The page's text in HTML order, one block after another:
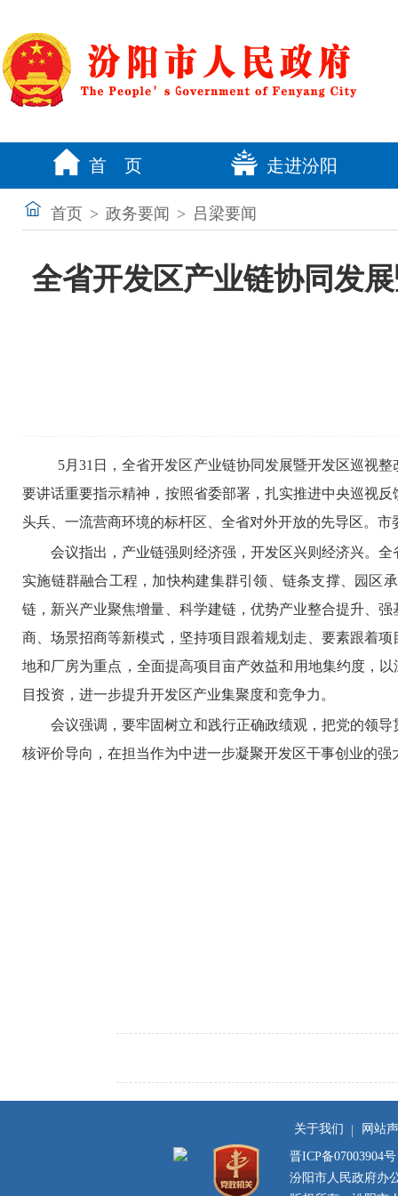
首 页 走进汾阳
首页 > 政务要闻 > 吕梁要闻
全省开发区产业链协同发
5月31日，全省开发区产业链协同发展暨开发区巡视
要讲话重要指示精神，按照省委部署，扎实推进中央巡视
头兵、一流营商环境的标杆区、全省对外开放的先导区。
会议指出，产业链强则经济强，开发区兴则经济兴。
实施链群融合工程，加快构建集群引领、链条支撑、园区
链，新兴产业聚焦增量、科学建链，优势产业整合提升、
商、场景招商等新模式，坚持项目跟着规划走、要素跟着
地和厂房为重点，全面提高项目亩产效益和用地集约度，
目投资，进一步提升开发区产业集聚度和竞争力。
会议强调，要牢固树立和践行正确政绩观，把党的领
核评价导向，在担当作为中进一步凝聚开发区干事创业的
关于我们 网站
晋ICP备07003904号
汾阳市人民政府办